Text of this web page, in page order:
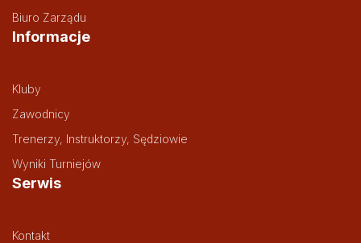
Biuro Zarządu
Informacje
Kluby
Zawodnicy
Trenerzy, Instruktorzy, Sędziowie
Wyniki Turniejów
Serwis
Kontakt